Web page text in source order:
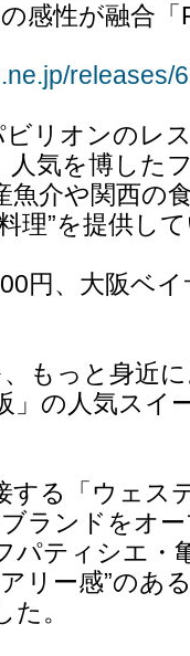
感性が融合
releases/
ビリオンのレ
人気を博した
介や関西の
理”を提供し
円、大阪ベ
もっと身近
」の人気スイ
する「ウェス
ランドをオ
パティシエ・
リー感”のあ
。